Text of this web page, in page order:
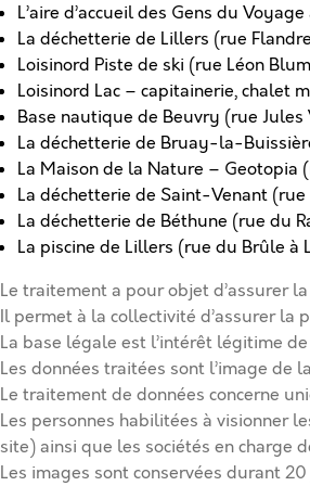
L’aire d’accueil des Gens du
La déchetterie de Lillers (rue
Loisinord Piste de ski (rue Léon
Loisinord Lac – capitainerie, chalet
Base nautique de Beuvry (rue
La déchetterie de Bruay-la-
La Maison de la Nature – Geotopia
La déchetterie de Saint-Venant
La déchetterie de Béthune (rue du
La piscine de Lillers (rue du Brûle à
Le traitement a pour objet d’assurer
Il permet à la collectivité d’assurer la
La base légale est l’intérêt légitime
Les données traitées sont l’image de
Le traitement de données concerne
Les personnes habilitées à visionner
site) ainsi que les sociétés en charge
Les images sont conservées durant